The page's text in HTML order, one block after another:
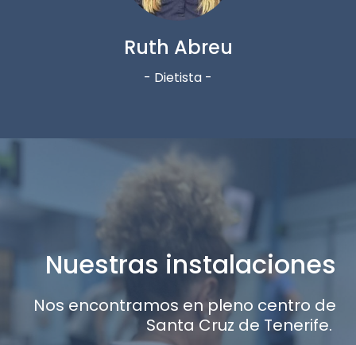
Ruth Abreu
- Dietista -
Nuestras instalaciones
Nos encontramos en pleno centro de
Santa Cruz de Tenerife.